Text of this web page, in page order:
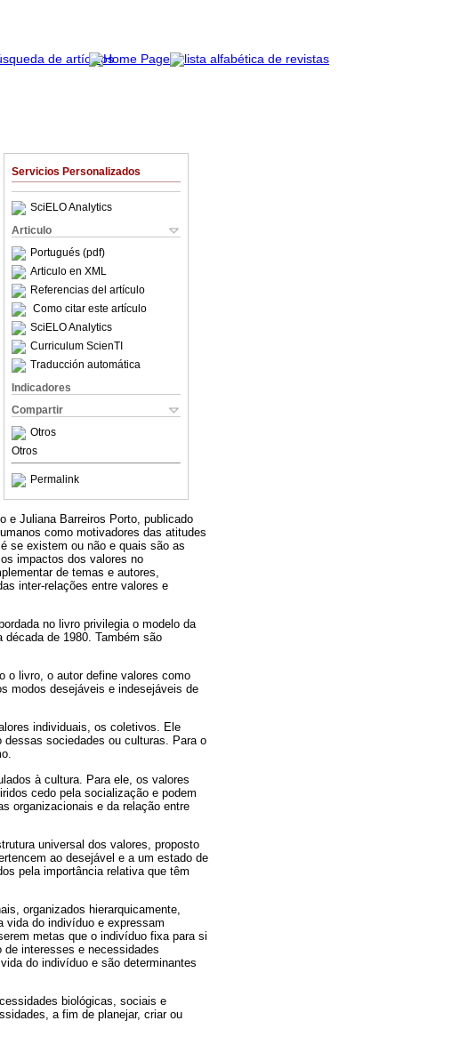
Servicios Personalizados
SciELO Analytics
Articulo
Portugués (pdf)
Articulo en XML
Referencias del artículo
Como citar este artículo
SciELO Analytics
Curriculum ScienTI
Traducción automática
Indicadores
Compartir
Otros
Otros
Permalink
e Juliana Barreiros Porto, publicado
como motivadores das atitudes
se existem ou não e quais são as
impactos dos valores no
de temas e autores,
inter-relações entre valores e
no livro privilegia o modelo da
de 1980. Também são
o livro, o autor define valores como
modos desejáveis e indesejáveis de
individuais, os coletivos. Ele
sociedades ou culturas. Para o
à cultura. Para ele, os valores
cedo pela socialização e podem
organizacionais e da relação entre
universal dos valores, proposto
ao desejável e a um estado de
pela importância relativa que têm
organizados hierarquicamente,
vida do indivíduo e expressam
metas que o indivíduo fixa para si
interesses e necessidades
do indivíduo e são determinantes
biológicas, sociais e
a fim de planejar, criar ou